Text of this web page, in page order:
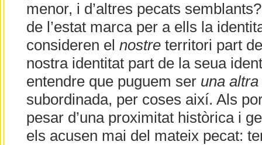
menor, i d’altres pecats
de l’estat marca per a ells la
consideren el nostreterritori part
nostra identitat part de la seua
entendre que puguem ser una altra
subordinada, per coses així. Als
pesar d’una proximitat històrica i
els acusen mai del mateix pecat: